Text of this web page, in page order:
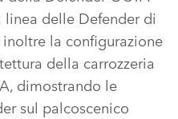
linea delle Defender di
inoltre la configurazione
della carrozzeria
dimostrando le
sul palcoscenico